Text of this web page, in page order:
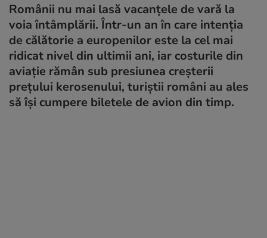
Românii nu mai lasă vacanțele de vară la
voia întâmplării. Într-un an în care intenția
de călătorie a europenilor este la cel mai
ridicat nivel din ultimii ani, iar costurile din
aviație rămân sub presiunea creșterii
prețului kerosenului, turiștii români au ales
să își cumpere biletele de avion din timp.